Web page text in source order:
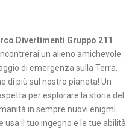
Divertimenti Gruppo 211
un alieno amichevole
di emergenza sulla Terra.
di più sul nostro pianeta! Un
per esplorare la storia del
in sempre nuovi enigmi
usa il tuo ingegno e le tue abilità